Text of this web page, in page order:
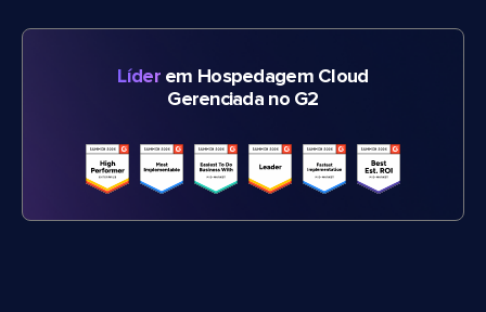
Líderem Hospedagem Cloud
Gerenciada no G2